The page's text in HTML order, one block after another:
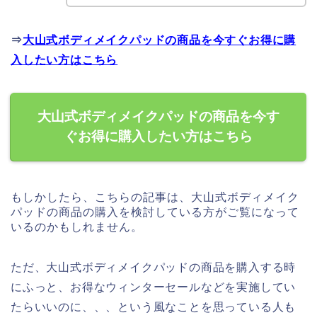
⇒大山式ボディメイクパッドの商品を今すぐお得に購
入したい方はこちら
大山式ボディメイクパッドの商品を今す
ぐお得に購入したい方はこちら
もしかしたら、こちらの記事は、大山式ボディメイク
パッドの商品の購入を検討している方がご覧になって
いるのかもしれません。
ただ、大山式ボディメイクパッドの商品を購入する時
にふっと、お得なウィンターセールなどを実施してい
たらいいのに、、、という風なことを思っている人も